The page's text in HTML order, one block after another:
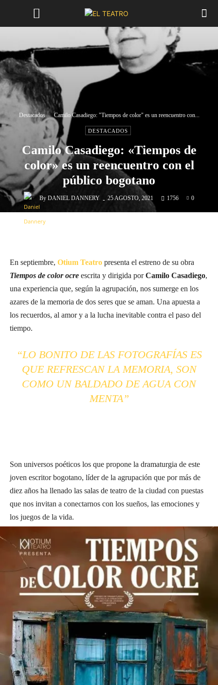
Destacados Camilo Casadiego: "Tiempos de color" es un reencuentro con...
DESTACADOS
Camilo Casadiego: «Tiempos de
color» es un reencuentro con el
público bogotano
By DANIEL DANNERY - 25 AGOSTO, 2021 1756 0
En septiembre, Otium Teatro presenta el estreno de su obra
Tiempos de color ocre escrita y dirigida porCamilo Casadiego,
una experiencia que, según la agrupación, nos sumerge en los
azares de la memoria de dos seres que se aman. Una apuesta a
los recuerdos, al amor y a la lucha inevitable contra el paso del
tiempo.
“LO BONITO DE LAS FOTOGRAFÍAS ES
QUE REFRESCAN LA MEMORIA, SON
COMO UN BALDADO DE AGUA CON
MENTA”
Son universos poéticos los que propone la dramaturgia de este
joven escritor bogotano, líder de la agrupación que por más de
diez años ha llenado las salas de teatro de la ciudad con puestas
que nos invitan a conectarnos con los sueños, las emociones y
los juegos de la vida.